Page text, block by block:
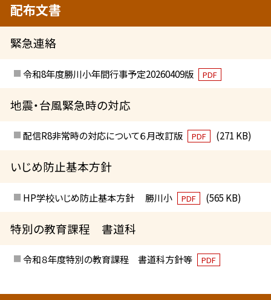
配布文書
緊急連絡
令和8年度勝川小年間行事予定20260409版 PDF
地震・台風緊急時の対応
配信R8非常時の対応について６月改訂版 PDF (271 KB)
いじめ防止基本方針
HP学校いじめ防止基本方針 勝川小 PDF (565 KB)
特別の教育課程 書道科
令和８年度特別の教育課程 書道科方針等 PDF